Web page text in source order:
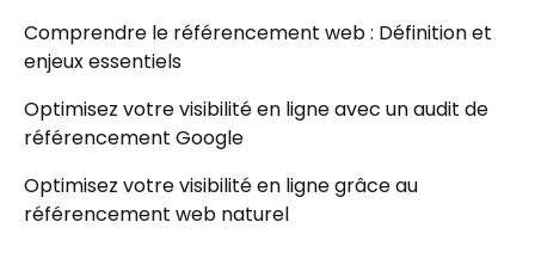
Comprendre le référencement web : Définition et
enjeux essentiels
Optimisez votre visibilité en ligne avec un audit de
référencement Google
Optimisez votre visibilité en ligne grâce au
référencement web naturel